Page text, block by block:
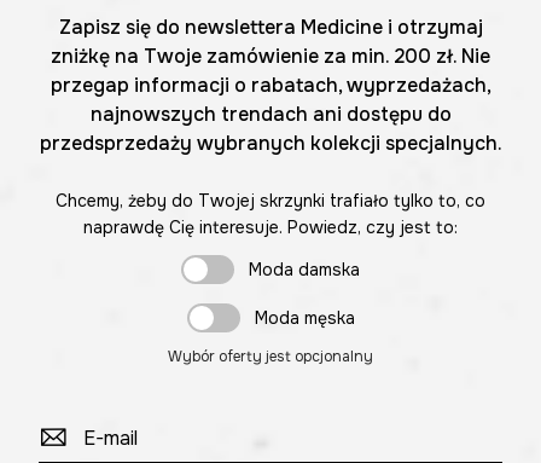
Zapisz się do newslettera Medicine i otrzymaj
zniżkę na Twoje zamówienie za min. 200 zł. Nie
przegap informacji o rabatach, wyprzedażach,
najnowszych trendach ani dostępu do
przedsprzedaży wybranych kolekcji specjalnych.
Chcemy, żeby do Twojej skrzynki trafiało tylko to, co
naprawdę Cię interesuje. Powiedz, czy jest to:
Moda damska
Moda męska
Wybór oferty jest opcjonalny